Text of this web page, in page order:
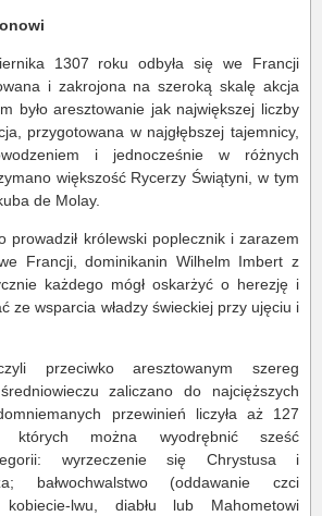
1307 roku odbyła się we Francji
i zakrojona na szeroką skalę akcja
było aresztowanie jak największej liczby
przygotowana w najgłębszej tajemnicy,
i jednocześnie w różnych
większość Rycerzy Świątyni, w tym
de Molay.
prowadził królewski poplecznik i zarazem
Francji, dominikanin Wilhelm Imbert z
każdego mógł oskarżyć o herezję i
ze wsparcia władzy świeckiej przy ujęciu i
przeciwko aresztowanym szereg
zaliczano do najcięższych
przewinień liczyła aż 127
których można wyodrębnić sześć
wyrzeczenie się Chrystusa i
bałwochwalstwo (oddawanie czci
kobiecie-lwu, diabłu lub Mahometowi